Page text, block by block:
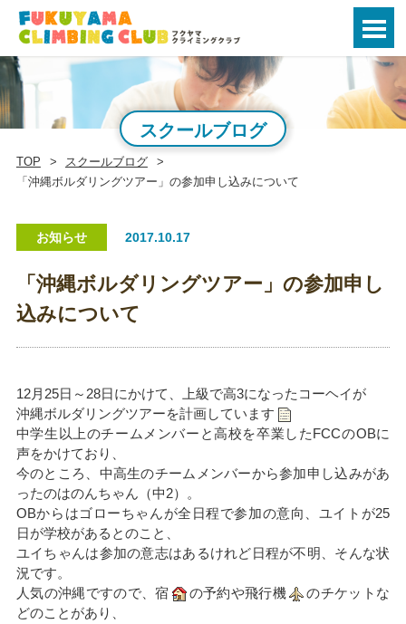
スクールブログ
TOP
スクールブログ
「沖縄ボルダリングツアー」の参加申し込みについて
お知らせ 2017.10.17
「沖縄ボルダリングツアー」の参加申し
込みについて
12月25日～28日にかけて、上級で高3になったコーヘイが
沖縄ボルダリングツアーを計画しています
中学生以上のチームメンバーと高校を卒業したFCCのOBに
声をかけており、
今のところ、中高生のチームメンバーから参加申し込みがあ
ったのはのんちゃん（中2）。
OBからはゴローちゃんが全日程で参加の意向、ユイトが25
日が学校があるとのこと、
ユイちゃんは参加の意志はあるけれど日程が不明、そんな状
況です。
人気の沖縄ですので、宿
の予約や飛行機
のチケットな
どのことがあり、